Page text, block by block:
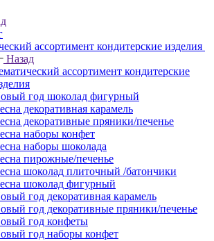
ассортимент кондитерские изделия
Назад
ассортимент кондитерские
год шоколад фигурный
декоративная карамель
декоративные пряники/печенье
наборы конфет
наборы шоколада
пирожные/печенье
шоколад плиточный /батончики
шоколад фигурный
год декоративная карамель
год декоративные пряники/печенье
год конфеты
год наборы конфет